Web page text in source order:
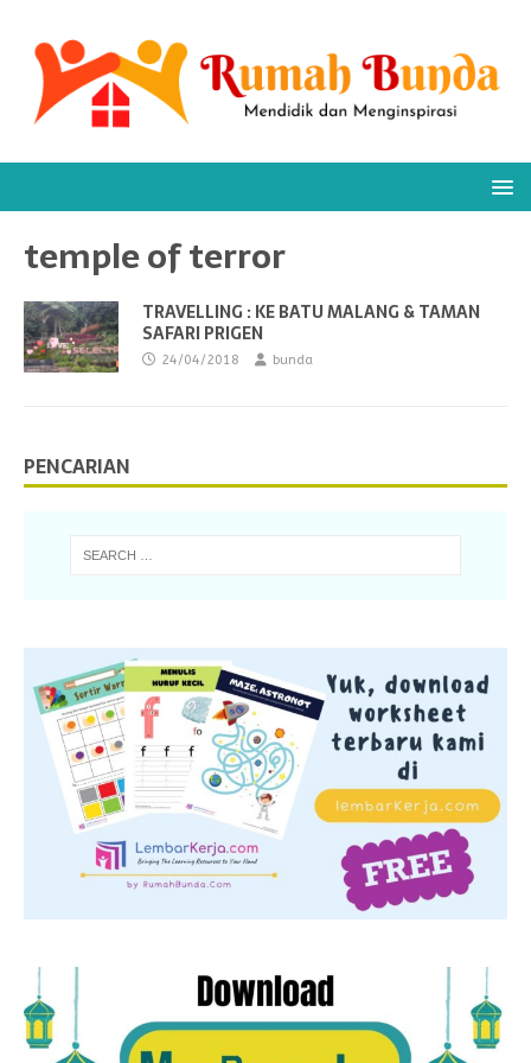
temple of terror
TRAVELLING : KE BATU MALANG & TAMAN
SAFARI PRIGEN
24/04/2018 bunda
PENCARIAN